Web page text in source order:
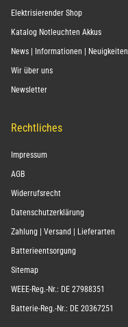
Elektrisierender Shop
Katalog Notleuchten Akkus
News | Informationen | Neuigkeiten
Wir über uns
Newsletter
Rechtliches
Impressum
AGB
Widerrufsrecht
Datenschutzerklärung
Zahlung | Versand | Lieferarten
Batterieentsorgung
Sitemap
WEEE-Reg.-Nr.: DE 27988351
Batterie-Reg.-Nr.: DE 20367251